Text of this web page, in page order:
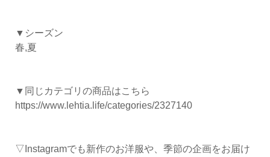
▼シーズン
春,夏
▼同じカテゴリの商品はこちら
https://www.lehtia.life/categories/2327140
▽Instagramでも新作のお洋服や、季節の企画をお届け